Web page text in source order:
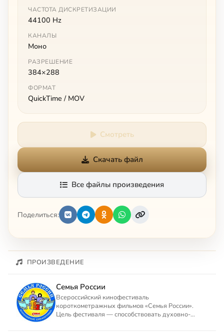
ЧАСТОТА ДИСКРЕТИЗАЦИИ
44100 Hz
КАНАЛЫ
Моно
РАЗРЕШЕНИЕ
384×288
ФОРМАТ
QuickTime / MOV
Смотреть
Скачать файл
Все файлы произведения
Поделиться:
ПРОИЗВЕДЕНИЕ
Семья России
Всероссийский кинофестиваль
короткометражных фильмов «Семья России».
Цель фестиваля — способствовать духовно-